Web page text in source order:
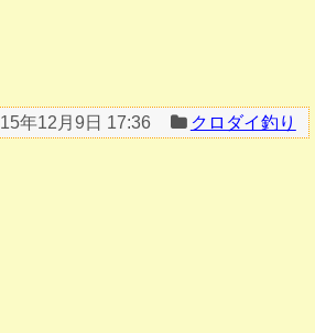
年12月9日 17:36 クロダイ釣り